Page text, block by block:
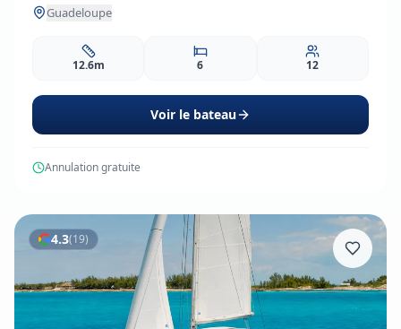
Guadeloupe
12.6m 6 12
Voir le bateau
Annulation gratuite
4.3(19)